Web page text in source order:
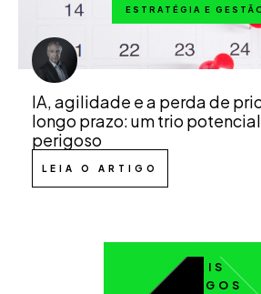
ESTRATÉGIA E
IA, agilidade e a perda de
longo prazo: um trio
perigoso
LEIA O ARTIGO
MAIS
ARTIGOS